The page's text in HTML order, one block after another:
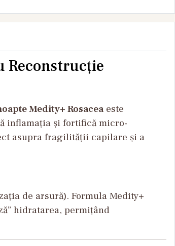
Reconstrucție
Medity+ Rosaceaeste
inflamația și fortifică micro-
asupra fragilității capilare și a
de arsură). Formula Medity+
hidratarea, permițând